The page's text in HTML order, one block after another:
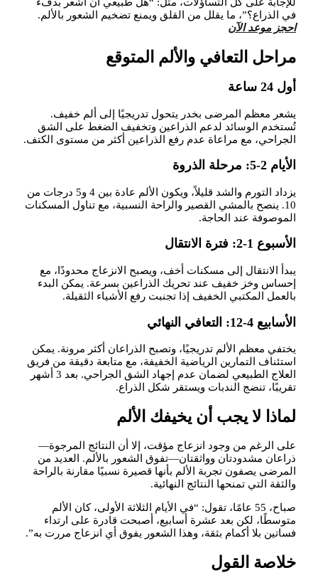
في الذراع؟”، ما يقلل من القلق ويمنع تضخيم الشعور بالألم.
احجز موعد الآن
مراحل التعافي والألم المتوقع
أول 24 ساعة
يشعر معظم المرضى بخدر يتحول تدريجيًا إلى ألم خفيف.
تُستخدم الوسائد لدعم الذراعين وتخفيف الضغط على الشق
الجراحي، مع مراعاة عدم رفع الذراعين أكثر من مستوى الكتف.
الأيام 2-5: مرحلة الذروة
يزداد التورم والشد قليلاً، ويكون الألم عادة بين 4 و5 درجات من
10. ينصح بالمشي القصير والراحة النسبية، مع تناول المسكنات
الموصوفة عند الحاجة.
الأسبوع 1-2: فترة الانتقال
يبدأ الانتقال إلى مسكنات أخف، ويصبح الانزعاج محدودًا، مع
إحساس وخز خفيف عند تحريك الذراعين بسرعة. يمكن البدء
بالعمل المكتبي الخفيف إذا تجنبت رفع الأشياء الثقيلة.
الأسابيع 4-12: التعافي النهائي
يختفي معظم الألم تدريجيًا، وتصبح الذراعان أكثر مرونة. يمكن
استئناف التمارين الرياضية الخفيفة، مع متابعة دقيقة من فريق
العلاج الطبيعي لضمان عدم إجهاد الشق الجراحي. بعد 3 أشهر
تقريبًا، تنضج الندبات ويستقر شكل الذراع.
لماذا لا يجب أن يخيفك الألم
على الرغم من وجود انزعاج مؤقت، إلا أن النتائج المرجوة—
ذراعان مشدودتان وواثقتان—تفوق الشعور بالألم. العديد من
المرضى يصفون تجربة الألم بأنها قصيرة نسبيًا مقارنة بالراحة
والثقة التي تمنحها النتائج النهائية.
صباح، 55 عامًا، تقول: “في الأيام الثلاثة الأولى، كان الألم
متوسطًا، لكن بعد عشرة أسابيع، أصبحت قادرة على ارتداء
فساتين بلا أكمام بثقة، وهذا الشعور يفوق أي انزعاج مررت به”.
خلاصة القول